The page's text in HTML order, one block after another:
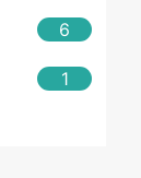
6
1